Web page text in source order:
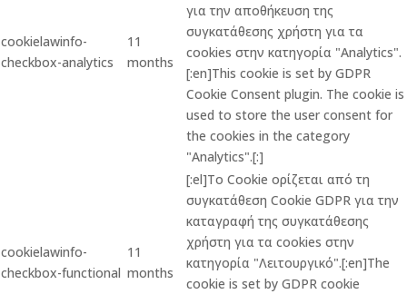
cookielawinfo-
checkbox-analytics
11
months
για την αποθήκευση της
συγκατάθεσης χρήστη για τα
cookies στην κατηγορία "Analytics".
[:en]This cookie is set by GDPR
Cookie Consent plugin. The cookie is
used to store the user consent for
the cookies in the category
"Analytics".[:]
cookielawinfo-
checkbox-functional
11
months
[:el]Το Cookie ορίζεται από τη
συγκατάθεση Cookie GDPR για την
καταγραφή της συγκατάθεσης
χρήστη για τα cookies στην
κατηγορία "Λειτουργικό".[:en]The
cookie is set by GDPR cookie